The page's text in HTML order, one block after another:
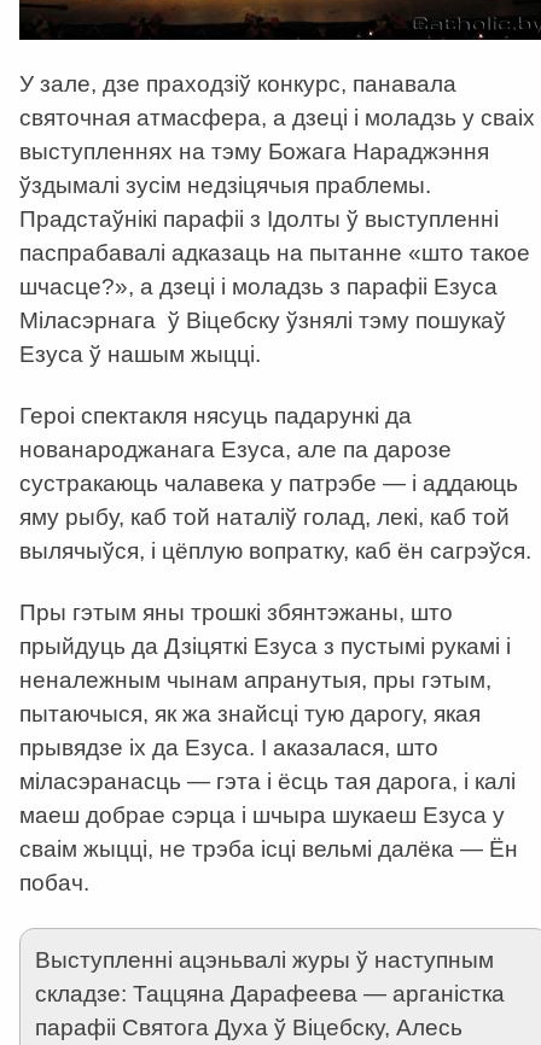
У зале, дзе праходзіў конкурс, панавала
святочная атмасфера, а дзеці і моладзь у сваіх
выступленнях на тэму Божага Нараджэння
ўздымалі зусім недзіцячыя праблемы.
Прадстаўнікі парафіі з Ідолты ў выступленні
паспрабавалі адказаць на пытанне «што такое
шчасце?», а дзеці і моладзь з парафіі Езуса
Міласэрнага ў Віцебску ўзнялі тэму пошукаў
Езуса ў нашым жыцці.
Героі спектакля нясуць падарункі да
нованароджанага Езуса, але па дарозе
сустракаюць чалавека у патрэбе — і аддаюць
яму рыбу, каб той наталіў голад, лекі, каб той
вылячыўся, і цёплую вопратку, каб ён сагрэўся.
Пры гэтым яны трошкі збянтэжаны, што
прыйдуць да Дзіцяткі Езуса з пустымі рукамі і
неналежным чынам апранутыя, пры гэтым,
пытаючыся, як жа знайсці тую дарогу, якая
прывядзе іх да Езуса. І аказалася, што
міласэранасць — гэта і ёсць тая дарога, і калі
маеш добрае сэрца і шчыра шукаеш Езуса у
сваім жыцці, не трэба ісці вельмі далёка — Ён
побач.
Выступленні ацэньвалі журы ў наступным
складзе: Таццяна Дарафеева — арганістка
парафіі Святога Духа ў Віцебску, Алесь